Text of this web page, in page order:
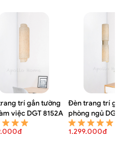
trí gắn tường
việc DGT 8152A
Đèn trang trí
phòng ngủ
1.299.000đ